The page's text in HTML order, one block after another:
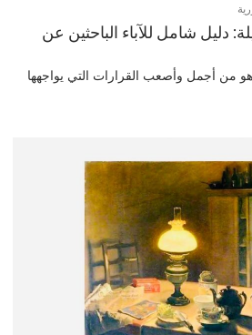
دليل شامل للآباء الباحثين عن
هو من أجمل وأصعب القرارات التي يواجهها